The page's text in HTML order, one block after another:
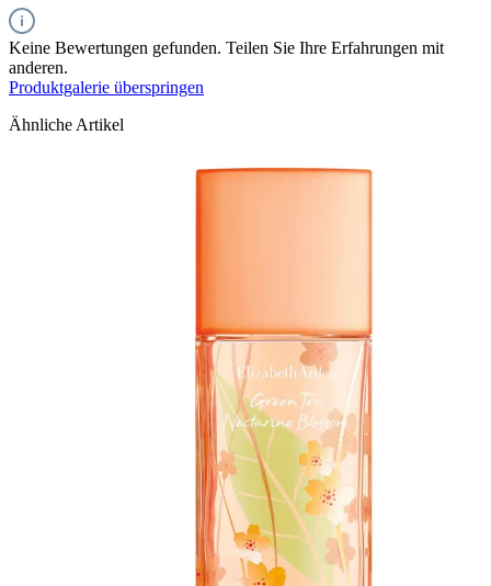
Keine Bewertungen gefunden. Teilen Sie Ihre Erfahrungen mit
anderen.
Produktgalerie überspringen
Ähnliche Artikel